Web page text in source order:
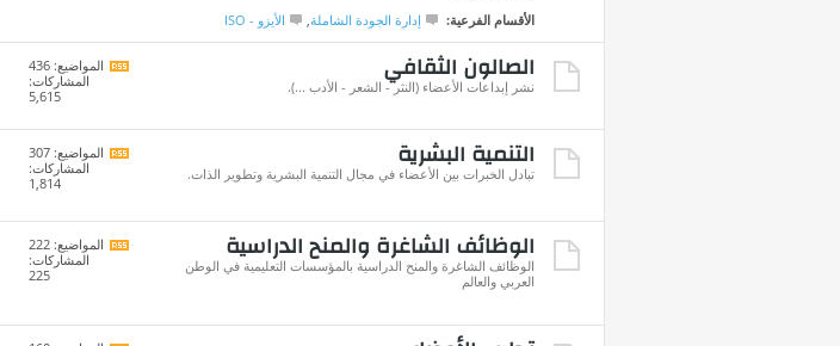
الأقسام الفرعية:
إدارة الجودة الشاملة الأيزو - ISO
الصالون الثقافي
نشر إبداعات الأعضاء (النثر - الشعر - الأدب ...).
مشاهدة
تغذيات
المواضيع: 436
المشاركات:
5,615
التنمية البشرية
تبادل الخبرات بين الأعضاء في مجال التنمية البشرية وتطوير الذات.
مشاهدة
تغذيات
المواضيع: 307
المشاركات:
1,814
الوظائف الشاغرة والمنح الدراسية
الوظائف الشاغرة والمنح الدراسية بالمؤسسات التعليمية في الوطن
العربي والعالم
مشاهدة
تغذيات
المواضيع: 222
المشاركات:
225